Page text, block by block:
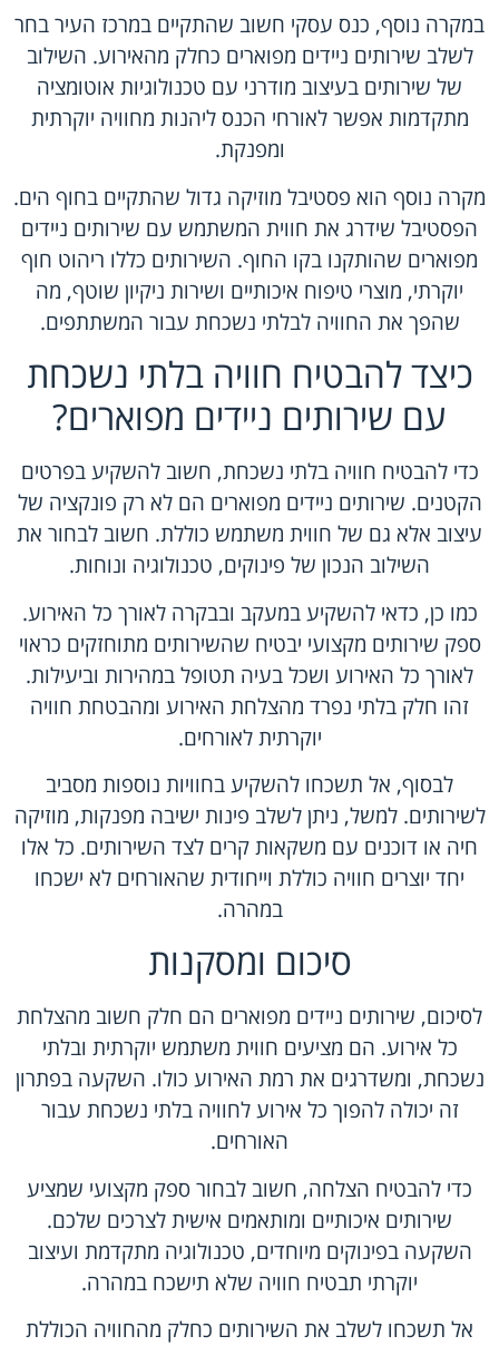
במקרה נוסף, כנס עסקי חשוב שהתקיים במרכז העיר בחר
לשלב שירותים ניידים מפוארים כחלק מהאירוע. השילוב
של שירותים בעיצוב מודרני עם טכנולוגיות אוטומציה
מתקדמות אפשר לאורחי הכנס ליהנות מחוויה יוקרתית
ומפנקת.
מקרה נוסף הוא פסטיבל מוזיקה גדול שהתקיים בחוף הים.
הפסטיבל שידרג את חווית המשתמש עם שירותים ניידים
מפוארים שהותקנו בקו החוף. השירותים כללו ריהוט חוף
יוקרתי, מוצרי טיפוח איכותיים ושירות ניקיון שוטף, מה
שהפך את החוויה לבלתי נשכחת עבור המשתתפים.
כיצד להבטיח חוויה בלתי נשכחת
עם שירותים ניידים מפוארים?
כדי להבטיח חוויה בלתי נשכחת, חשוב להשקיע בפרטים
הקטנים. שירותים ניידים מפוארים הם לא רק פונקציה של
עיצוב אלא גם של חווית משתמש כוללת. חשוב לבחור את
השילוב הנכון של פינוקים, טכנולוגיה ונוחות.
כמו כן, כדאי להשקיע במעקב ובבקרה לאורך כל האירוע.
ספק שירותים מקצועי יבטיח שהשירותים מתוחזקים כראוי
לאורך כל האירוע ושכל בעיה תטופל במהירות וביעילות.
זהו חלק בלתי נפרד מהצלחת האירוע ומהבטחת חוויה
יוקרתית לאורחים.
לבסוף, אל תשכחו להשקיע בחוויות נוספות מסביב
לשירותים. למשל, ניתן לשלב פינות ישיבה מפנקות, מוזיקה
חיה או דוכנים עם משקאות קרים לצד השירותים. כל אלו
יחד יוצרים חוויה כוללת וייחודית שהאורחים לא ישכחו
במהרה.
סיכום ומסקנות
לסיכום, שירותים ניידים מפוארים הם חלק חשוב מהצלחת
כל אירוע. הם מציעים חווית משתמש יוקרתית ובלתי
נשכחת, ומשדרגים את רמת האירוע כולו. השקעה בפתרון
זה יכולה להפוך כל אירוע לחוויה בלתי נשכחת עבור
האורחים.
כדי להבטיח הצלחה, חשוב לבחור ספק מקצועי שמציע
שירותים איכותיים ומותאמים אישית לצרכים שלכם.
השקעה בפינוקים מיוחדים, טכנולוגיה מתקדמת ועיצוב
יוקרתי תבטיח חוויה שלא תישכח במהרה.
אל תשכחו לשלב את השירותים כחלק מהחוויה הכוללת